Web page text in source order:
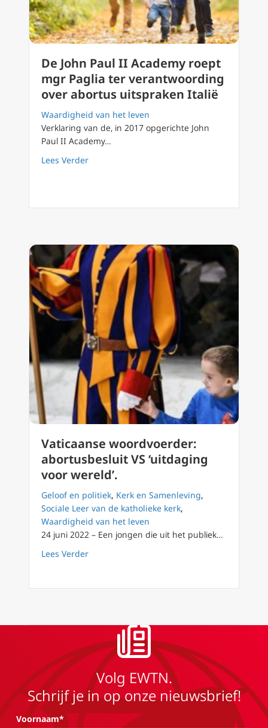
De John Paul II Academy roept
mgr Paglia ter verantwoording
over abortus uitspraken Italië
Waardigheid van het leven
Verklaring van de, in 2017 opgerichte John
Paul II Academy…
Lees Verderabout De John Paul II Academy roept mgr
Vaticaanse woordvoerder:
abortusbesluit VS ‘uitdaging
voor wereld’.
Geloof en politiek, Kerk en Samenleving,
Sociale Leer van de katholieke kerk,
Waardigheid van het leven
24 juni 2022 – Een jongen die uit het publiek…
Lees Verderabout Vaticaanse woordvoerder:
Volg EWTN.
Schrijf je in op onze nieuwsbrief!
Voornaam*